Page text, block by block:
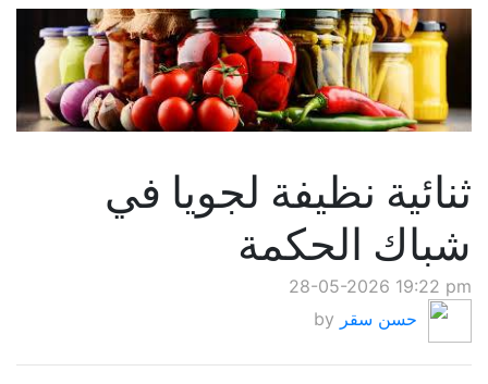
ثنائية نظيفة لجويا في
شباك الحكمة
28-05-2026 19:22 pm
by حسن سقر